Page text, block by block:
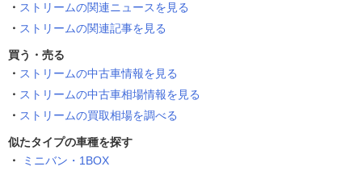
ストリームの関連ニュースを見る
ストリームの関連記事を見る
買う・売る
ストリームの中古車情報を見る
ストリームの中古車相場情報を見る
ストリームの買取相場を調べる
似たタイプの車種を探す
ミニバン・1BOX